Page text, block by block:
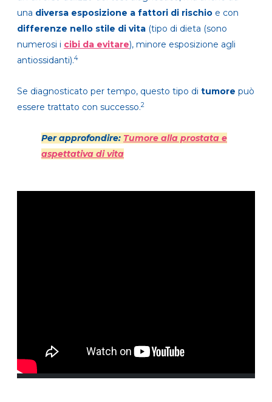
una diversa esposizione a fattori di rischio e con
differenze nello stile di vita (tipo di dieta (sono
numerosi i cibi da evitare), minore esposizione agli
antiossidanti).4
Se diagnosticato per tempo, questo tipo di tumore può
essere trattato con successo.2
Per approfondire: Tumore alla prostata e
aspettativa di vita